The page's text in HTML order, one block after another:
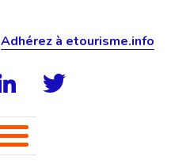
Adhérez à etourisme.info